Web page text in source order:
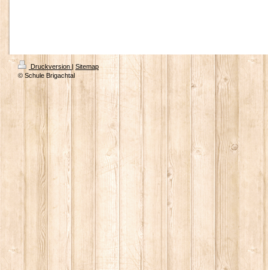
Druckversion | Sitemap
© Schule Brigachtal